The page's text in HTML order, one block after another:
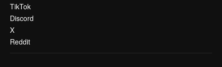
TikTok
Discord
X
Reddit